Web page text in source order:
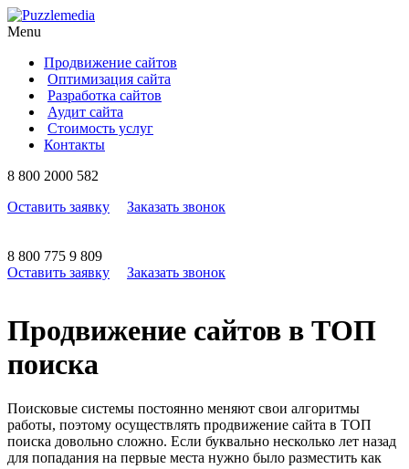
Menu
Продвижение сайтов
Оптимизация сайта
Разработка сайтов
Аудит сайта
Стоимость услуг
Контакты
8 800 2000 582
Оставить заявку
Заказать звонок
8 800 775 9 809
Оставить заявку
Заказать звонок
Продвижение сайтов в ТОП
поиска
Поисковые системы постоянно меняют свои алгоритмы
работы, поэтому осуществлять продвижение сайта в ТОП
поиска довольно сложно. Если буквально несколько лет назад
для попадания на первые места нужно было разместить как